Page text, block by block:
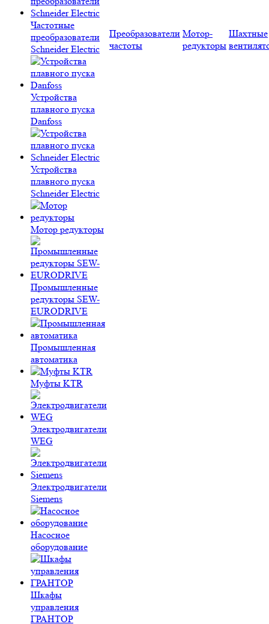
Частотные
преобразователи
Schneider Electric
Устройства
плавного пуска
Danfoss
Устройства
плавного пуска
Schneider Electric
Мотор редукторы
Промышленные
редукторы SEW-
EURODRIVE
Промышленная
автоматика
Муфты KTR
Электродвигатели
WEG
Электродвигатели
Siemens
Насосное
оборудование
Шкафы
управления
ГРАНТОР
Преобразователи
частоты
Мотор-
редукторы
Шахтные